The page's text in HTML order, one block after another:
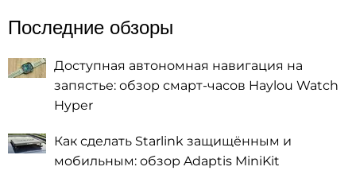
Последние обзоры
Доступная автономная навигация на
запястье: обзор смарт-часов Haylou Watch
Hyper
Как сделать Starlink защищённым и
мобильным: обзор Adaptis MiniKit